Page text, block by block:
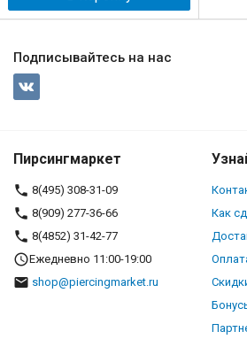
Подписывайтесь на нас
Пирсингмаркет
8(495) 308-31-09
8(909) 277-36-66
8(4852) 31-42-77
Ежедневно 11:00-19:00
shop@piercingmarket.ru
Как